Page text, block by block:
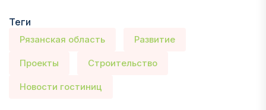
Теги
Рязанская область Развитие
Проекты Строительство
Новости гостиниц